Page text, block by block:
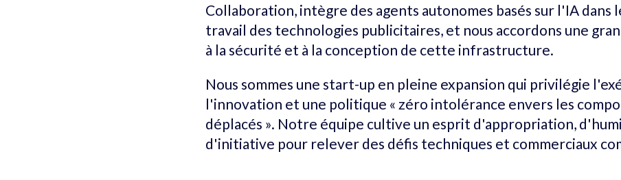
Collaboration, intègre des agents autonomes basés sur l'IA dans
travail des technologies publicitaires, et nous accordons une
à la sécurité et à la conception de cette infrastructure.
Nous sommes une start-up en pleine expansion qui privilégie
l'innovation et une politique « zéro intolérance envers les
déplacés ». Notre équipe cultive un esprit d'appropriation,
d'initiative pour relever des défis techniques et commerciaux